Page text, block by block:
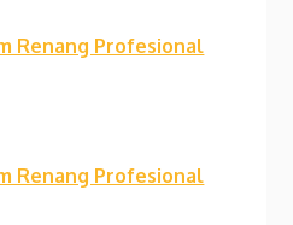
Renang Profesional
Renang Profesional